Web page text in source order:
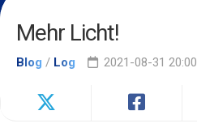
Mehr Licht!
Blog / Log 2021-08-31 20:00